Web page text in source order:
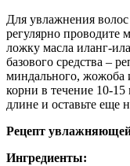
Для увлажнения
регулярно
ложку масла иланг-
базового средства –
миндального, жожоба
корни в течение 10-15
длине и оставьте еще
Рецепт
Ингредиенты: